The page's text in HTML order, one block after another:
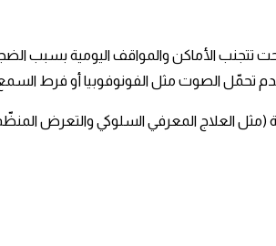
الأماكن والمواقف اليومية بسبب
الصوت مثل الفونوفوبيا أو فرط السمع
العلاج المعرفي السلوكي والتعرض